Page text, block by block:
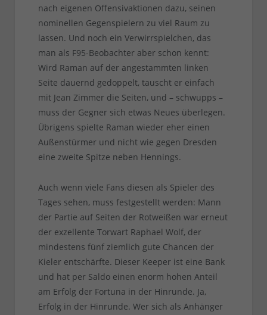
nach eigenen Offensivaktionen dazu, seinen
nominellen Gegenspielern zu viel Raum zu
lassen. Und noch ein Verwirrspielchen, das
man als F95-Beobachter aber schon kennt:
Wird Raman auf der angestammten linken
Seite dauernd gedoppelt, tauscht er einfach
mit Jean Zimmer die Seiten, und – schwupps –
muss der Gegner sich etwas Neues überlegen.
Übrigens spielte Raman wieder eher einen
Außenstürmer und nicht wie gegen Dresden
eine zweite Spitze neben Hennings.
Auch wenn viele Fans diesen als Spieler des
Tages sehen, muss festgestellt werden: Mann
der Partie auf Seiten der Rotweißen war erneut
der exzellente Torwart Raphael Wolf, der
mindestens fünf ziemlich gute Chancen der
Kieler entschärfte. Dieser Keeper ist eine Bank
und hat per Saldo einen enorm hohen Anteil
am Erfolg der Fortuna in der Hinrunde. Ja,
Erfolg in der Hinrunde. Wer sich als Anhänger